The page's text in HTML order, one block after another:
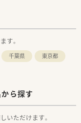
す。
千葉県
東京都
ら探す
いただけます。